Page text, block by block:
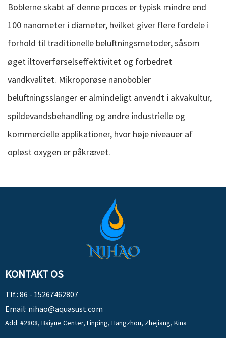
Boblerne skabt af denne proces er typisk mindre end
100 nanometer i diameter, hvilket giver flere fordele i
forhold til traditionelle beluftningsmetoder, såsom
øget iltoverførselseffektivitet og forbedret
vandkvalitet. Mikroporøse nanobobler
beluftningsslanger er almindeligt anvendt i akvakultur,
spildevandsbehandling og andre industrielle og
kommercielle applikationer, hvor høje niveauer af
opløst oxygen er påkrævet.
KONTAKT OS
Tlf.: 86 - 15267462807
Email: nihao@aquasust.com
Add: #2808, Baiyue Center, Linping, Hangzhou, Zhejiang, Kina